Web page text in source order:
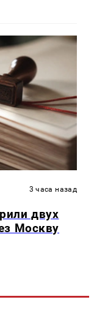
3 часа назад
двух
Москву